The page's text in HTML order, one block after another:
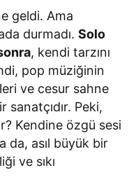
geldi. Ama
durmadı.Solo
, kendi tarzını
pop müziğinin
ve cesur sahne
sanatçıdır. Peki,
Kendine özgü sesi
da, asıl büyük bir
ve sıkı